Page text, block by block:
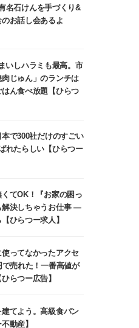
名石けんを手づくり&
お話し会あるよ
いしハラミも最高。市
じゅん」のランチは
ん食べ放題【ひらつ
で300社だけのすごい
れたらしい【ひらつー
てOK！『お家の困っ
解決しちゃうお仕事 ―
ひらつー求人】
ってなかったアクセ
売れた！一番高値が
らつー広告】
てよう。高級食パン
動産】